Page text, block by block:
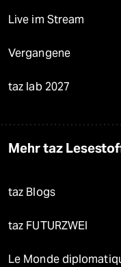
Live im Stream
Vergangene
taz lab 2027
Mehr taz
taz Blogs
taz FUTURZWEI
Le Monde